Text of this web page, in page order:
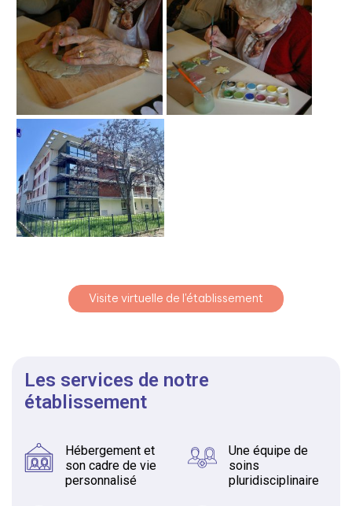
Visite virtuelle de l'établissement
Les services de notre
établissement
Hébergement et
son cadre de vie
personnalisé
Une équipe de
soins
pluridisciplinaire